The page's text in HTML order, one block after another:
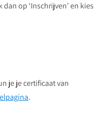
op ‘Inschrijven’ en kies
je je certificaat van
.